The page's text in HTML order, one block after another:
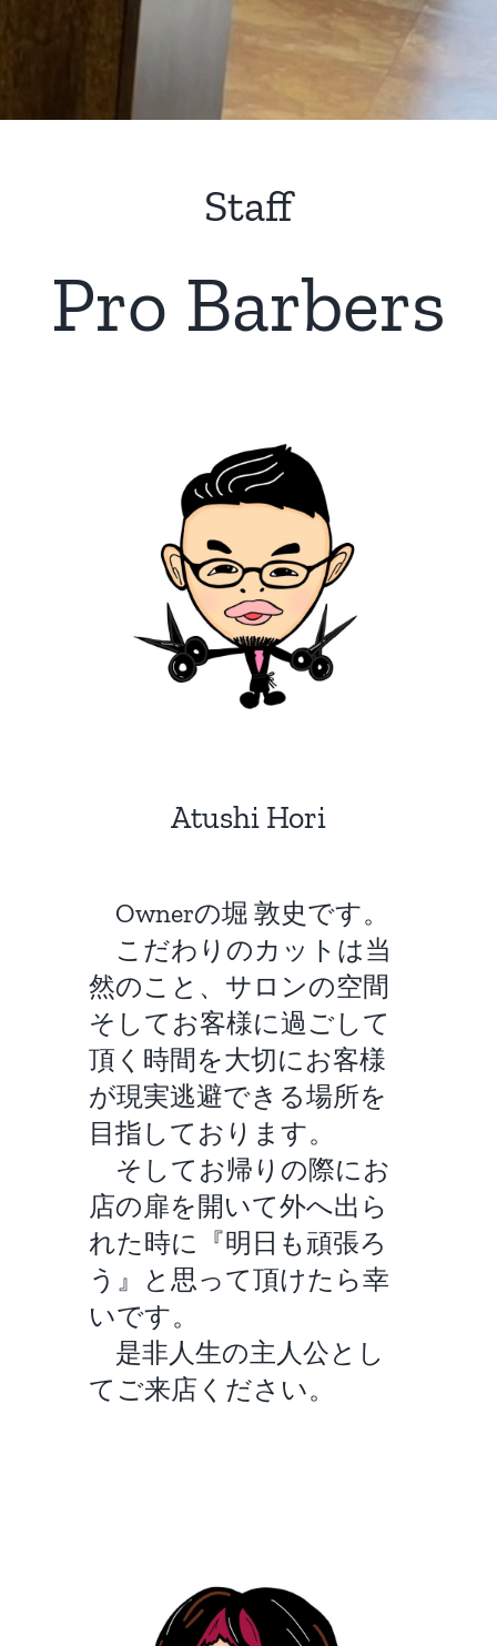
Staff
Pro Barbers
Atushi Hori
Ownerの堀 敦史です。
こだわりのカットは当
然のこと、サロンの空間
そしてお客様に過ごして
頂く時間を大切にお客様
が現実逃避できる場所を
目指しております。
そしてお帰りの際にお
店の扉を開いて外へ出ら
れた時に『明日も頑張ろ
う』と思って頂けたら幸
いです。
是非人生の主人公とし
てご来店ください。